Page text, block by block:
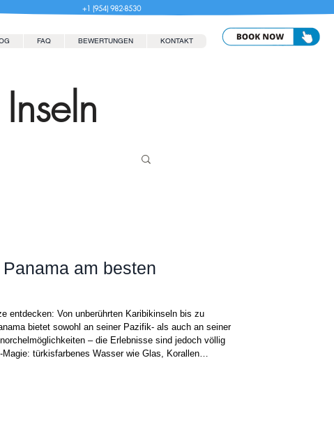
+1 (954) 982-8530
FAQ BEWERTUNGEN KONTAKT
am besten
entdecken: Von unberührten Karibikinseln bis zu
bietet sowohl an seiner Pazifik- als auch an seiner
– die Erlebnisse sind jedoch völlig
türkisfarbenes Wasser wie Glas, Korallen